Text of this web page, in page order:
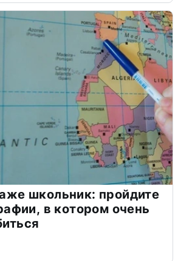
школьник: пройдите
в котором очень